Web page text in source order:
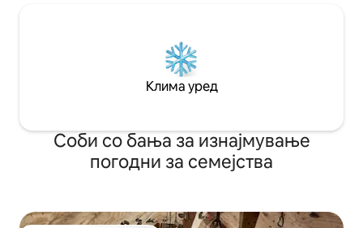
Клима уред
Соби со бања за изнајмување
погодни за семејства